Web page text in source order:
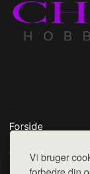
Vi bruger
Forside
Top Rabatter
Kontakt